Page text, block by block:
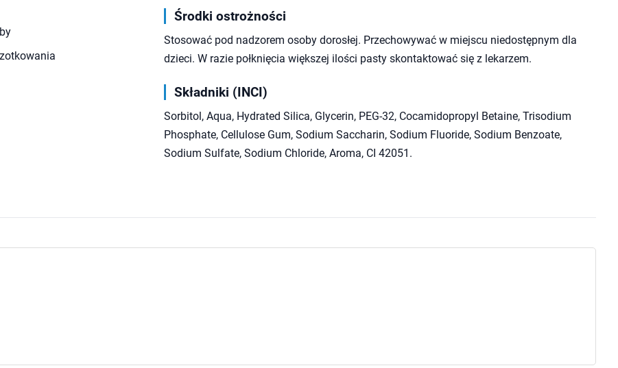
Środki ostrożności
Stosować pod nadzorem osoby dorosłej. Przechowywać w miejscu niedostępnym dla
dzieci. W razie połknięcia większej ilości pasty skontaktować się z lekarzem.
Składniki (INCI)
Sorbitol, Aqua, Hydrated Silica, Glycerin, PEG-32, Cocamidopropyl Betaine, Trisodium
Phosphate, Cellulose Gum, Sodium Saccharin, Sodium Fluoride, Sodium Benzoate,
Sodium Sulfate, Sodium Chloride, Aroma, CI 42051.